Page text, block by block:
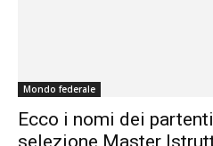
Mondo federale
Ecco i nomi dei
selezione Master